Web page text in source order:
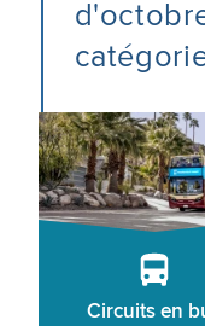
Circuits en